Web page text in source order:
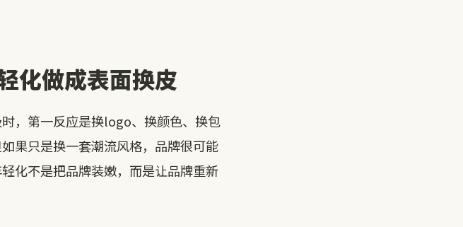
化做成表面换皮
，第一反应是换logo、换颜色、换包
果只是换一套潮流风格，品牌很可能
化不是把品牌装嫩，而是让品牌重新